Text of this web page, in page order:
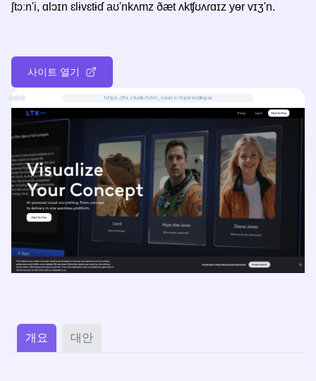
ʃtɔːn'i, ɑlɔɪn ɛlɨvɛtɨɗ aʊ'nkʌmz ðæt ʌkʧʊʌɾɑɪz yɵr vɪʒ'n.
사이트 열기
https://ltx.studio?utm_source=toptrending-ai
개요 대안